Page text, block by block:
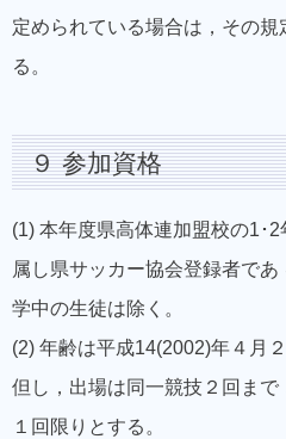
定められている場合は，その
る。
９ 参加資格
(1) 本年度県高体連加盟校の1･
属し県サッカー協会登録者で
学中の生徒は除く。
(2) 年齢は平成14(2002)年４月
但し，出場は同一競技２回ま
１回限りとする。